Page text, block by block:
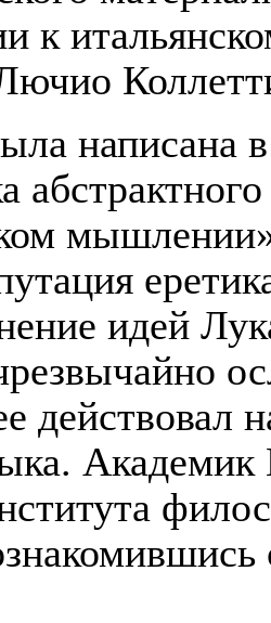
к
написана
идей
действовал